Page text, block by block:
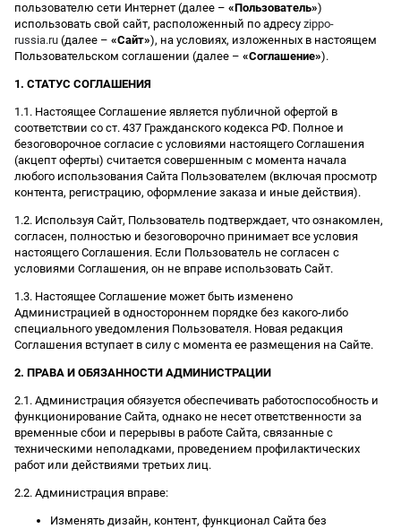
пользователю сети Интернет (далее – «Пользователь»)
использовать свой сайт, расположенный по адресу zippo-
russia.ru (далее – «Сайт»), на условиях, изложенных в настоящем
Пользовательском соглашении (далее – «Соглашение»).
1. СТАТУС СОГЛАШЕНИЯ
1.1. Настоящее Соглашение является публичной офертой в
соответствии со ст. 437 Гражданского кодекса РФ. Полное и
безоговорочное согласие с условиями настоящего Соглашения
(акцепт оферты) считается совершенным с момента начала
любого использования Сайта Пользователем (включая просмотр
контента, регистрацию, оформление заказа и иные действия).
1.2. Используя Сайт, Пользователь подтверждает, что ознакомлен,
согласен, полностью и безоговорочно принимает все условия
настоящего Соглашения. Если Пользователь не согласен с
условиями Соглашения, он не вправе использовать Сайт.
1.3. Настоящее Соглашение может быть изменено
Администрацией в одностороннем порядке без какого-либо
специального уведомления Пользователя. Новая редакция
Соглашения вступает в силу с момента ее размещения на Сайте.
2. ПРАВА И ОБЯЗАННОСТИ АДМИНИСТРАЦИИ
2.1. Администрация обязуется обеспечивать работоспособность и
функционирование Сайта, однако не несет ответственности за
временные сбои и перерывы в работе Сайта, связанные с
техническими неполадками, проведением профилактических
работ или действиями третьих лиц.
2.2. Администрация вправе:
Изменять дизайн, контент, функционал Сайта без